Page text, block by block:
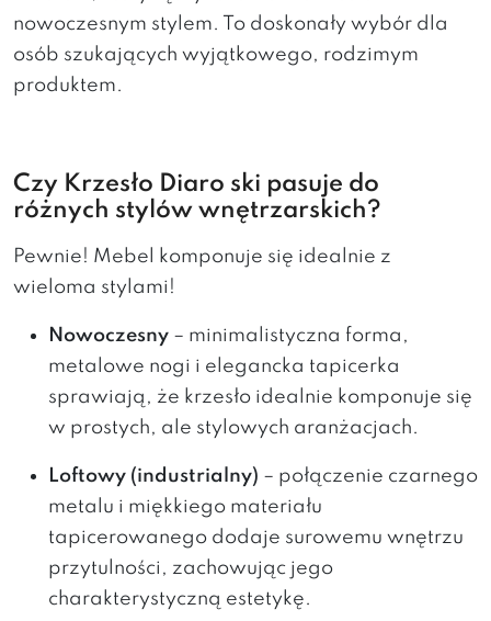
nowoczesnym stylem. To doskonały wybór dla
osób szukających wyjątkowego, rodzimym
produktem.
Czy Krzesło Diaro ski pasuje do
różnych stylów wnętrzarskich?
Pewnie! Mebel komponuje się idealnie z
wieloma stylami!
Nowoczesny – minimalistyczna forma,
metalowe nogi i elegancka tapicerka
sprawiają, że krzesło idealnie komponuje się
w prostych, ale stylowych aranżacjach.
Loftowy (industrialny) – połączenie czarnego
metalu i miękkiego materiału
tapicerowanego dodaje surowemu wnętrzu
przytulności, zachowując jego
charakterystyczną estetykę.